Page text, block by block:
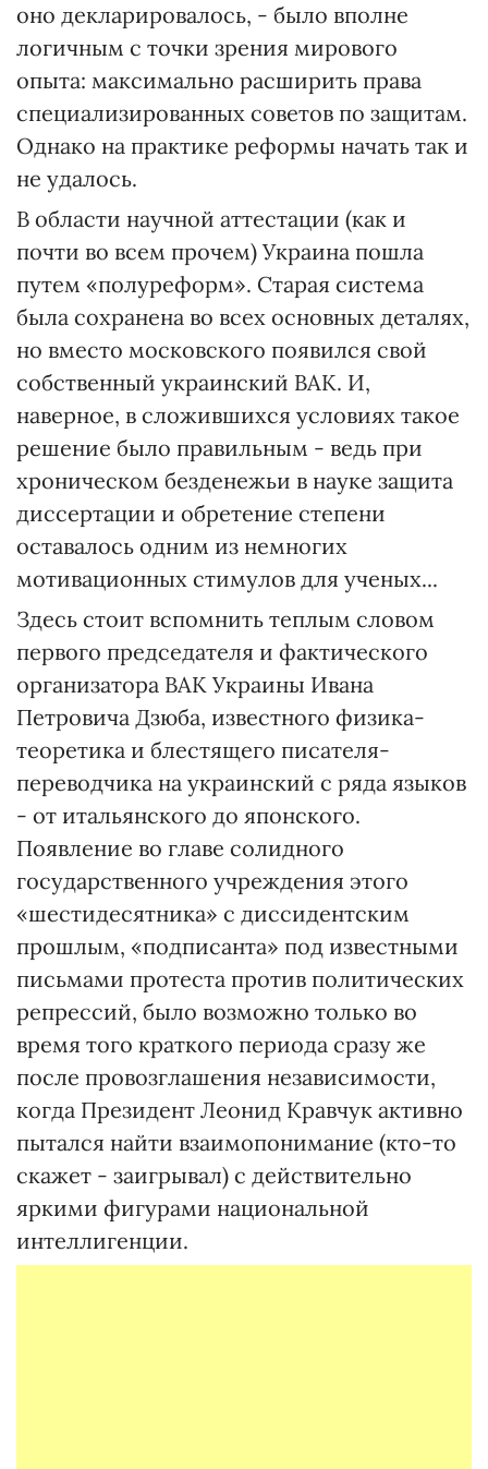
оно декларировалось, - было вполне
логичным с точки зрения мирового
опыта: максимально расширить права
специализированных советов по защитам.
Однако на практике реформы начать так и
не удалось.
В области научной аттестации (как и
почти во всем прочем) Украина пошла
путем «полуреформ». Старая система
была сохранена во всех основных деталях,
но вместо московского появился свой
собственный украинский ВАК. И,
наверное, в сложившихся условиях такое
решение было правильным - ведь при
хроническом безденежьи в науке защита
диссертации и обретение степени
оставалось одним из немногих
мотивационных стимулов для ученых...
Здесь стоит вспомнить теплым словом
первого председателя и фактического
организатора ВАК Украины Ивана
Петровича Дзюба, известного физика-
теоретика и блестящего писателя-
переводчика на украинский с ряда языков
- от итальянского до японского.
Появление во главе солидного
государственного учреждения этого
«шестидесятника» с диссидентским
прошлым, «подписанта» под известными
письмами протеста против политических
репрессий, было возможно только во
время того краткого периода сразу же
после провозглашения независимости,
когда Президент Леонид Кравчук активно
пытался найти взаимопонимание (кто-то
скажет - заигрывал) с действительно
яркими фигурами национальной
интеллигенции.